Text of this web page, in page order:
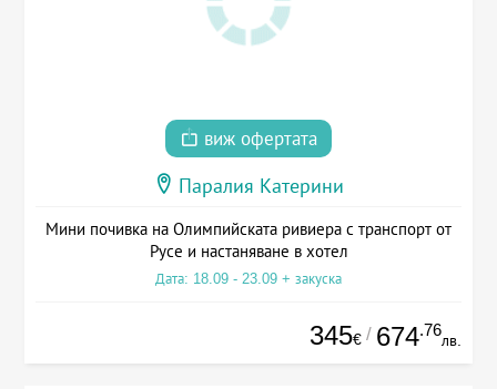
виж офертата
Паралия Катерини
Мини почивка на Олимпийската ривиера с транспорт от
Русе и настаняване в хотел
Дата: 18.09 - 23.09 + закуска
345€ / 674.76
лв.